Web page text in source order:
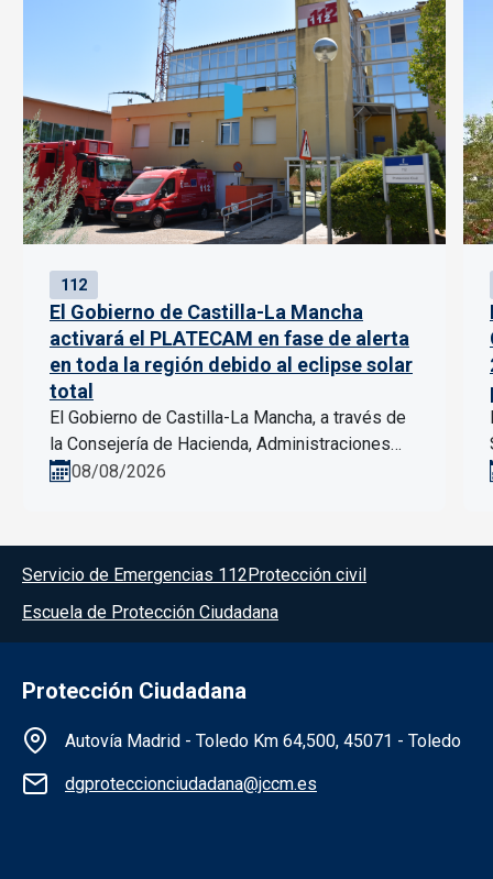
112
El Gobierno de Castilla-La Mancha
activará el PLATECAM en fase de alerta
en toda la región debido al eclipse solar
total
El Gobierno de Castilla-La Mancha, a través de
la Consejería de Hacienda, Administraciones
Públicas y Transformación Digital, activará a las
08/08/2026
Menú del pie
Servicio de Emergencias 112Protección civil
Escuela de Protección Ciudadana
Protección Ciudadana
Información de la institución
Autovía Madrid - Toledo Km 64,500, 45071 - Toledo
dgproteccionciudadana@jccm.es